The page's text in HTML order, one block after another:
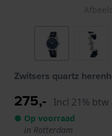
Zwitsers quartz
275,- Incl 21% btw
● Op voorraad
in Rotterdam